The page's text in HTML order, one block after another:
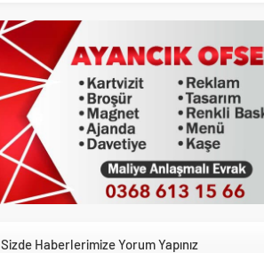
Sizde Haberlerimize Yorum Yapınız